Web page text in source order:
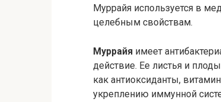
Муррайя используется в
целебным свойствам.
Муррайя имеет
действие. Ее листья и
как антиоксиданты,
укреплению иммунной